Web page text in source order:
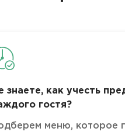
знаете, как учесть
гостя?
меню, которое